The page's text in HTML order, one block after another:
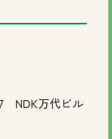
NDK万代ビル